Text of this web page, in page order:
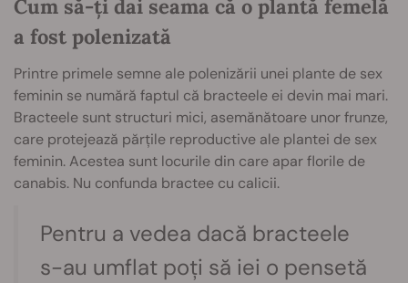
Cum să-ți dai seama că o plantă femelă
a fost polenizată
Printre primele semne ale polenizării unei plante de sex
feminin se numără faptul că bracteele ei devin mai mari.
Bracteele sunt structuri mici, asemănătoare unor frunze,
care protejează părțile reproductive ale plantei de sex
feminin. Acestea sunt locurile din care apar florile de
canabis. Nu confunda bractee cu calicii.
Pentru a vedea dacă bracteele
s-au umflat poți să iei o pensetă